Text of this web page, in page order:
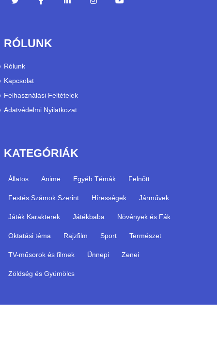
RÓLUNK
Rólunk
Kapcsolat
Felhasználási Feltételek
Adatvédelmi Nyilatkozat
KATEGÓRIÁK
Állatos Anime Egyéb Témák Felnőtt
Festés Számok Szerint Hírességek Járművek
Játék Karakterek Játékbaba Növények és Fák
Oktatási téma Rajzfilm Sport Természet
TV-műsorok és filmek Ünnepi Zenei
Zöldség és Gyümölcs